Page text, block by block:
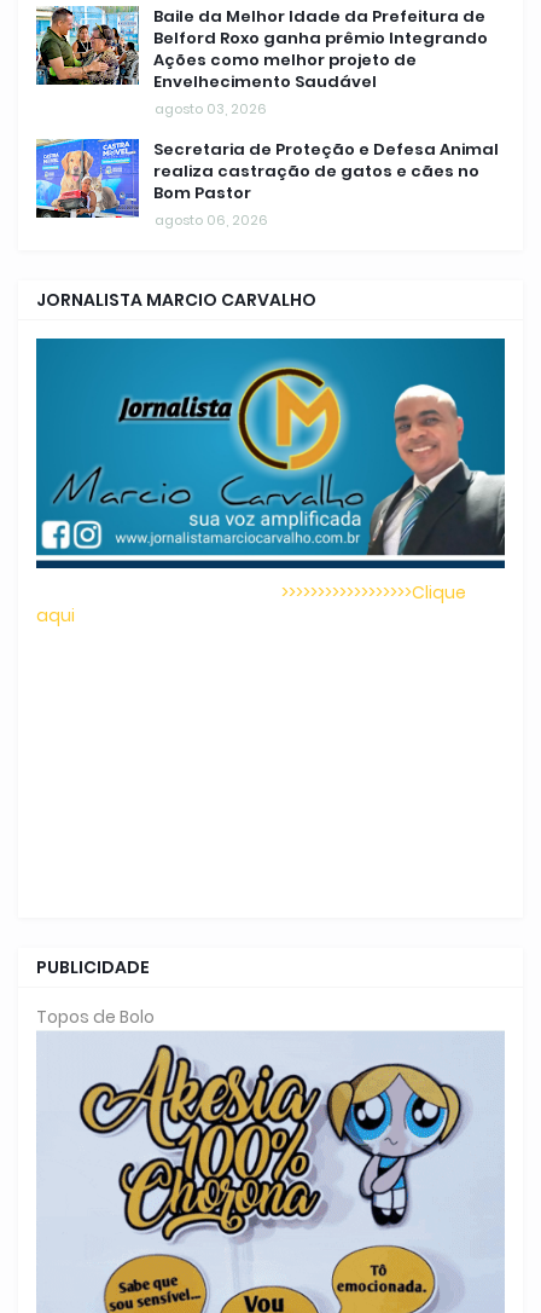
Baile da Melhor Idade da Prefeitura de
Belford Roxo ganha prêmio Integrando
Ações como melhor projeto de
Envelhecimento Saudável
agosto 03, 2026
Secretaria de Proteção e Defesa Animal
realiza castração de gatos e cães no
Bom Pastor
agosto 06, 2026
JORNALISTA MARCIO CARVALHO
>>>>>>>>>>>>>>>>>>Clique
aqui
PUBLICIDADE
Topos de Bolo